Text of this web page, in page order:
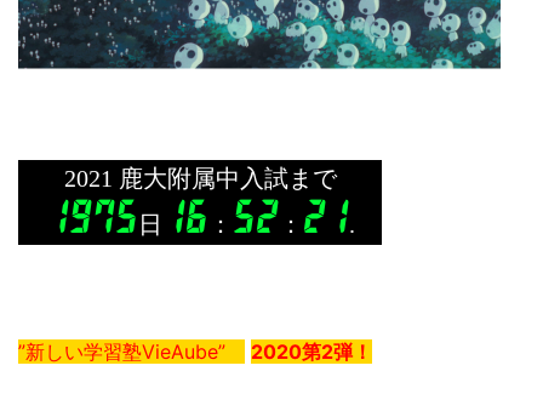
”新しい学習塾VieAube” 2020第2弾！